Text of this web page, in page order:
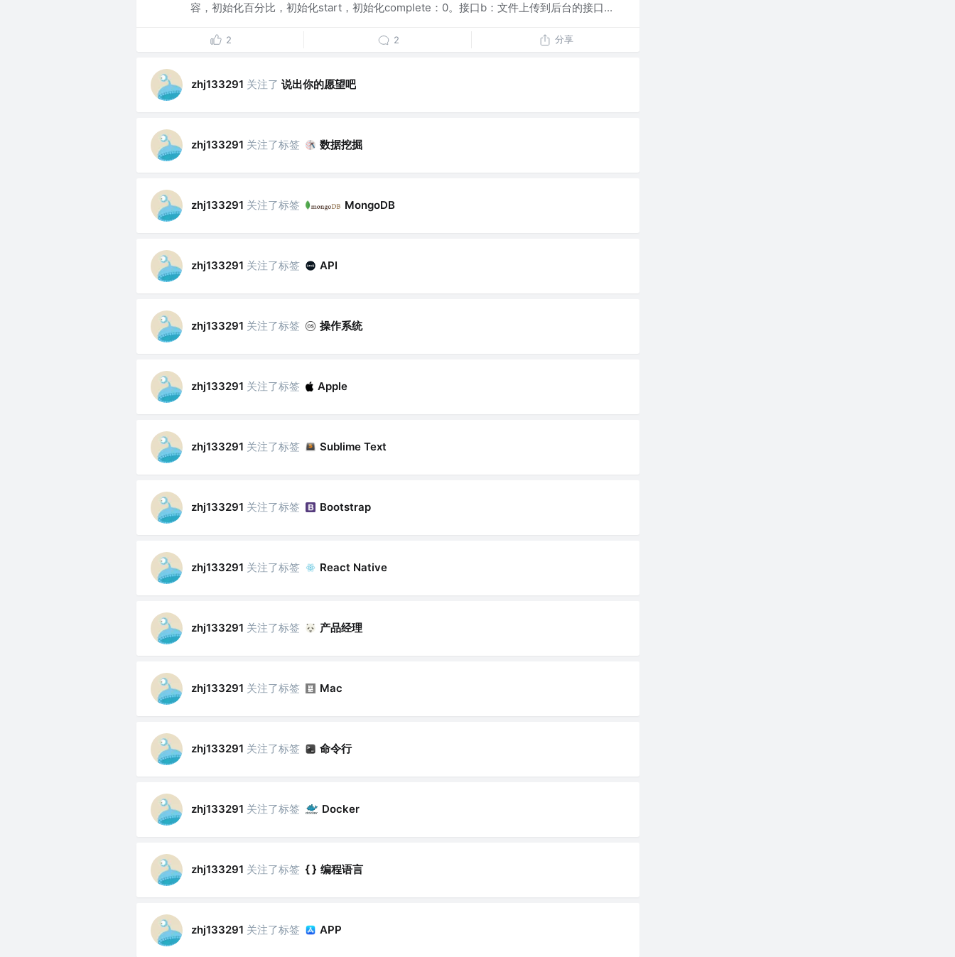
容，初始化百分比，初始化start，初始化complete：0。接口b：文件上传到后台的接口...
2 2 分享
zhj133291 关注了 说出你的愿望吧
zhj133291 关注了标签 数据挖掘
zhj133291 关注了标签 MongoDB
zhj133291 关注了标签 API
zhj133291 关注了标签 操作系统
zhj133291 关注了标签 Apple
zhj133291 关注了标签 Sublime Text
zhj133291 关注了标签 Bootstrap
zhj133291 关注了标签 React Native
zhj133291 关注了标签 产品经理
zhj133291 关注了标签 Mac
zhj133291 关注了标签 命令行
zhj133291 关注了标签 Docker
zhj133291 关注了标签 编程语言
zhj133291 关注了标签 APP